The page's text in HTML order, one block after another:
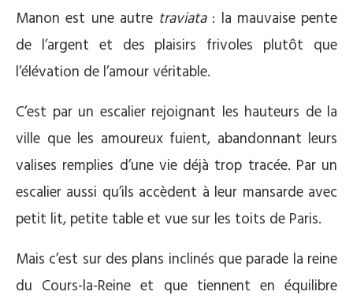
Manon est une autre traviata: la mauvaise pente
de l’argent et des plaisirs frivoles plutôt que
l’élévation de l’amour véritable.
C’est par un escalier rejoignant les hauteurs de la
ville que les amoureux fuient, abandonnant leurs
valises remplies d’une vie déjà trop tracée. Par un
escalier aussi qu’ils accèdent à leur mansarde avec
petit lit, petite table et vue sur les toits de Paris.
Mais c’est sur des plans inclinés que parade la reine
du Cours-la-Reine et que tiennent en équilibre